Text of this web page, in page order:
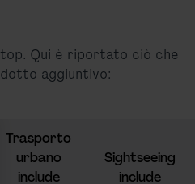
Qui è riportato ciò che
aggiuntivo:
Trasporto
urbano
include
Sightseeing
include